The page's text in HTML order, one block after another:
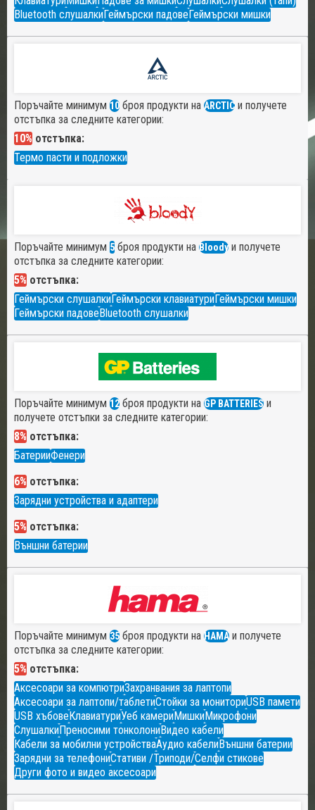
Bluetooth слушалкиГеймърски падовеГеймърски мишки
Поръчайте минимум 10 броя продукти на ARCTIC и получете
отстъпка за следните категории:
10% отстъпка:
Термо пасти и подложки
Поръчайте минимум 5 броя продукти на Bloody и получете
отстъпка за следните категории:
5% отстъпка:
Геймърски слушалкиГеймърски клавиатуриГеймърски мишки
Геймърски падовеBluetooth слушалки
Поръчайте минимум 12 броя продукти на GP BATTERIES и
получете отстъпки за следните категории:
8% отстъпка:
БатерииФенери
6% отстъпка:
Зарядни устройства и адаптери
5% отстъпка:
Външни батерии
Поръчайте минимум 35 броя продукти на HAMA и получете
отстъпка за следните категории:
5% отстъпка:
Аксесоари за компютриЗахранвания за лаптопи
Аксесоари за лаптопи/таблетиСтойки за мониториUSB памети
USB хъбовеКлавиатуриУеб камериМишкиМикрофони
СлушалкиПреносими тонколониВидео кабели
Кабели за мобилни устройстваАудио кабелиВъншни батерии
Зарядни за телефониСтативи /Триподи/Селфи стикове
Други фото и видео аксесоари